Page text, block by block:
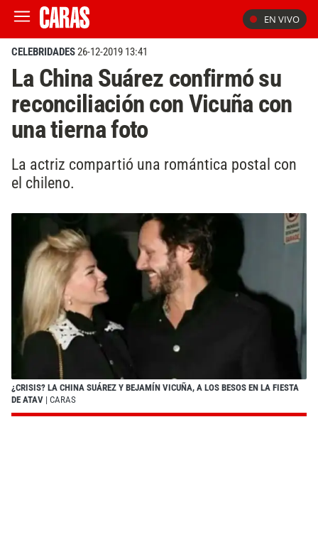
EN VIVO
CELEBRIDADES26-12-2019 13:41
La China Suárez confirmó su
reconciliación con Vicuña con
una tierna foto
La actriz compartió una romántica postal con
el chileno.
¿CRISIS? LA CHINA SUÁREZ Y BEJAMÍN VICUÑA, A LOS BESOS EN LA FIESTA
DE ATAV | CARAS